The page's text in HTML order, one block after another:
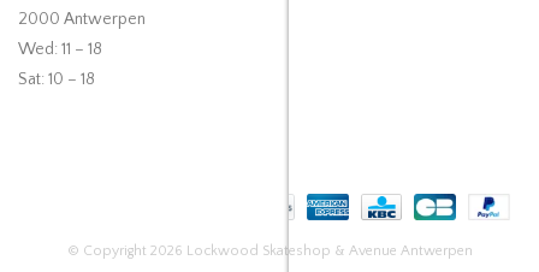
2000 Antwerpen
Wed: 11 – 18
Sat: 10 – 18
© Copyright 2026 Lockwood Skateshop & Avenue Antwerpen